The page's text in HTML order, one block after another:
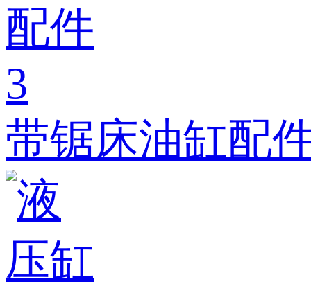
带锯床油缸配